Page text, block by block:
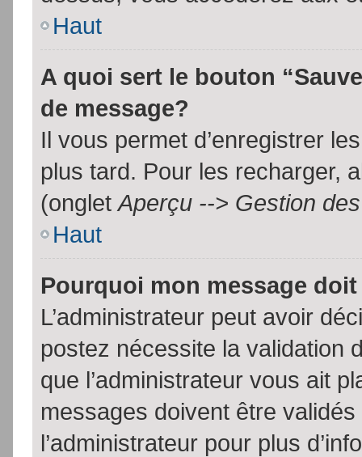
Haut
A quoi sert le bouton
de message?
Il vous permet d’enregistrer
plus tard. Pour les recharger,
(ongletAperçu --> Gestion
Haut
Pourquoi mon message
L’administrateur peut avoir
postez nécessite la validation
que l’administrateur vous ait
messages doivent être
l’administrateur pour plus